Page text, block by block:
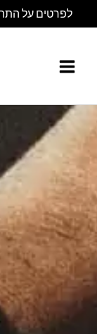
לתוכן
לפרטים על